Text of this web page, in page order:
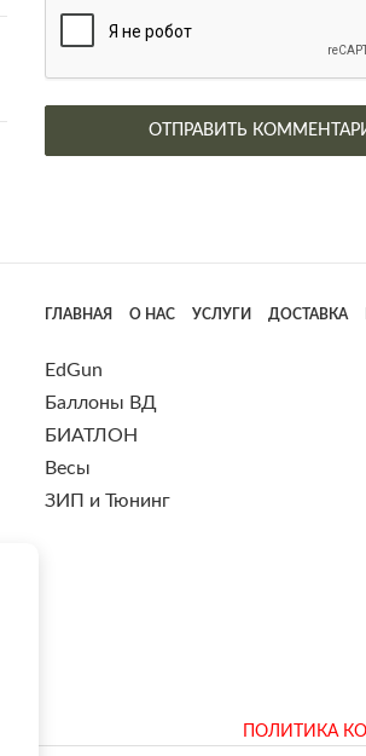
ГЛАВНАЯ О НАС УСЛУГИ ДОСТАВКА
EdGun
Баллоны ВД
БИАТЛОН
Весы
ЗИП и Тюнинг
ПОЛИТИКА